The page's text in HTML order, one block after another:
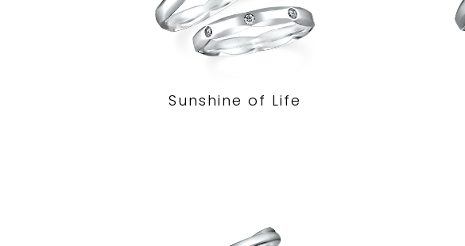
Sunshine of Life